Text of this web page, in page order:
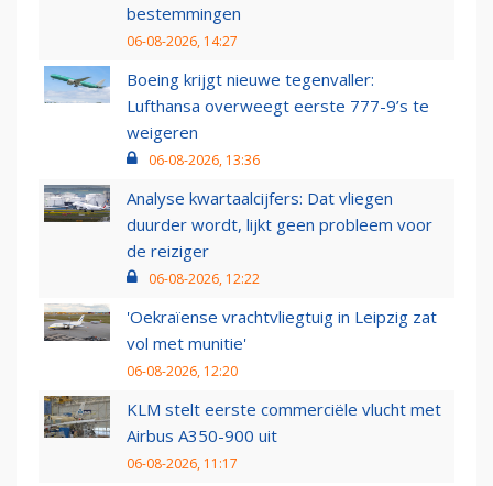
bestemmingen
06-08-2026, 14:27
Boeing krijgt nieuwe tegenvaller:
Lufthansa overweegt eerste 777-9’s te
weigeren
06-08-2026, 13:36
Analyse kwartaalcijfers: Dat vliegen
duurder wordt, lijkt geen probleem voor
de reiziger
06-08-2026, 12:22
'Oekraïense vrachtvliegtuig in Leipzig zat
vol met munitie'
06-08-2026, 12:20
KLM stelt eerste commerciële vlucht met
Airbus A350-900 uit
06-08-2026, 11:17